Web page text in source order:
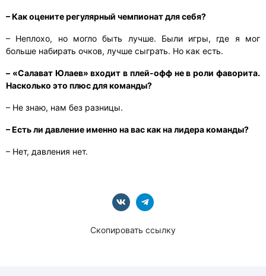
– Как оцените регулярный чемпионат для себя?
– Неплохо, но могло быть лучше. Были игры, где я мог
больше набирать очков, лучше сыграть. Но как есть.
– «Салават Юлаев» входит в плей-офф не в роли фаворита.
Насколько это плюс для команды?
– Не знаю, нам без разницы.
– Есть ли давление именно на вас как на лидера команды?
– Нет, давления нет.
Скопировать ссылку